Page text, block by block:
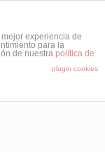
experiencia de
para la
de nuestra política de
plugin cookies
Menú